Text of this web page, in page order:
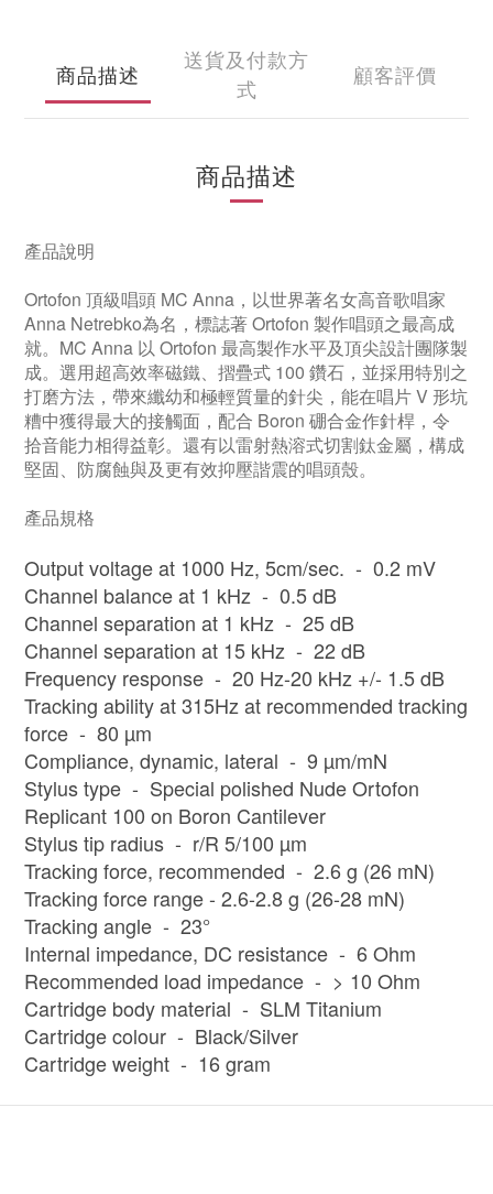
商品描述
送貨及付款方
式
顧客評價
商品描述
產品說明
Ortofon 頂級唱頭 MC Anna，以世界著名女高­音歌唱家
Anna Netrebko為名，標誌著 Ortofon 製作唱頭之最高成
就。MC Anna 以 Ortofon 最高製作水平­及頂尖設計團隊製
成。選用超高效率磁鐵、摺疊式 100 鑽石，並採用特別之
打磨方法，帶來纖幼和極輕質量的針尖，能在唱片 V 形坑
糟中獲得最大的接觸­面，配合 Boron 硼合金作針桿，令
拾­音能力相得益彰。還有以雷射熱溶式切割鈦金屬，構成
堅固、防腐蝕與及更有效抑壓諧震的唱頭殼。
產品規格
Output voltage at 1000 Hz, 5cm/sec. - 0.2 mV
Channel balance at 1 kHz - 0.5 dB
Channel separation at 1 kHz - 25 dB
Channel separation at 15 kHz - 22 dB
Frequency response - 20 Hz-20 kHz +/- 1.5 dB
Tracking ability at 315Hz at recommended tracking
force - 80 µm
Compliance, dynamic, lateral - 9 µm/mN
Stylus type - Special polished Nude Ortofon
Replicant 100 on Boron Cantilever
Stylus tip radius - r/R 5/100 µm
Tracking force, recommended - 2.6 g (26 mN)
Tracking force range - 2.6-2.8 g (26-28 mN)
Tracking angle - 23°
Internal impedance, DC resistance - 6 Ohm
Recommended load impedance - > 10 Ohm
Cartridge body material - SLM Titanium
Cartridge colour - Black/Silver
Cartridge weight - 16 gram